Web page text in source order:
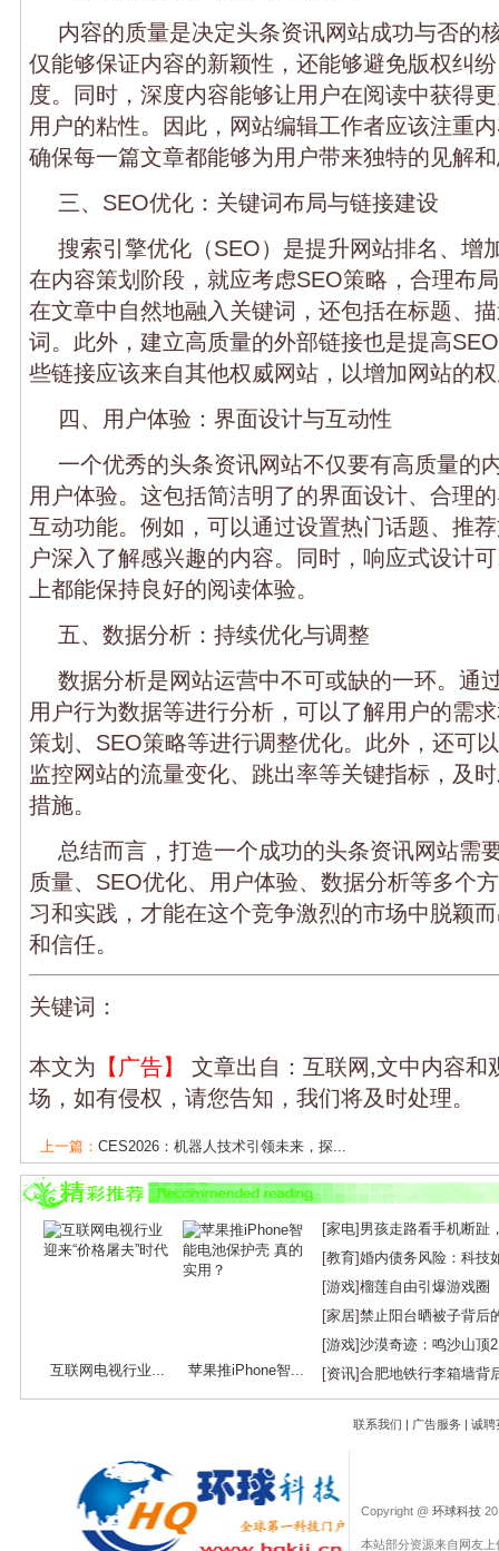
内容的质量是决定头条资讯网站成功与否的
仅能够保证内容的新颖性，还能够避免版权纠
度。同时，深度内容能够让用户在阅读中获得
用户的粘性。因此，网站编辑工作者应该注重
确保每一篇文章都能够为用户带来独特的见解
三、SEO优化：关键词布局与链接建设
搜索引擎优化（SEO）是提升网站排名、增
在内容策划阶段，就应考虑SEO策略，合理布
在文章中自然地融入关键词，还包括在标题、
词。此外，建立高质量的外部链接也是提高
些链接应该来自其他权威网站，以增加网站的
四、用户体验：界面设计与互动性
一个优秀的头条资讯网站不仅要有高质量的
用户体验。这包括简洁明了的界面设计、合理
互动功能。例如，可以通过设置热门话题、推
户深入了解感兴趣的内容。同时，响应式设计
上都能保持良好的阅读体验。
五、数据分析：持续优化与调整
数据分析是网站运营中不可或缺的一环。通
用户行为数据等进行分析，可以了解用户的需
策划、SEO策略等进行调整优化。此外，还可
监控网站的流量变化、跳出率等关键指标，及
措施。
总结而言，打造一个成功的头条资讯网站需
质量、SEO优化、用户体验、数据分析等多个
习和实践，才能在这个竞争激烈的市场中脱颖
和信任。
关键词：
本文为 【广告】
文章出自：互联网,文中内容和
场，如有侵权，请您告知，我们将及时处理。
上一篇： CES2026：机器人技术引领未来，探...
下一篇：盘点2025｜光纤光缆：周期性放缓...
互联网电视行业... 苹果推iPhone智...
[家电] 男孩走路看手机断趾
[教育]婚内债务风险：科技
[游戏]榴莲自由引爆游戏圈
[家居]禁止阳台晒被子背后
[游戏]沙漠奇迹：鸣沙山顶
[资讯]合肥地铁行李箱墙背
联系我们 | 广告服务 | 诚聘
Copyright @ 环球科技
本站部分资源来自网友